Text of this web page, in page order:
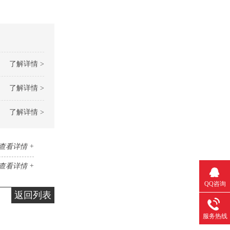
了解详情 >
了解详情 >
了解详情 >
看详情 +
看详情 +
返回列表
QQ咨询
服务热线